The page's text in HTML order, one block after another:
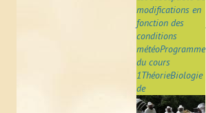
modifications en
fonction des
conditions
météoProgramme
du cours
1ThéorieBiologie
de